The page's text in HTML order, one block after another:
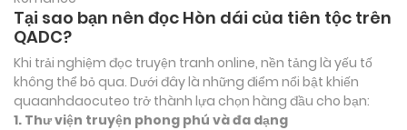
Tại sao bạn nên đọc Hòn dái của tiên tộc trên
QADC?
Khi trải nghiệm đọc truyện tranh online, nền tảng là yếu tố
không thể bỏ qua. Dưới đây là những điểm nổi bật khiến
quaanhdaocuteo trở thành lựa chọn hàng đầu cho bạn:
1. Thư viện truyện phong phú và đa dạng